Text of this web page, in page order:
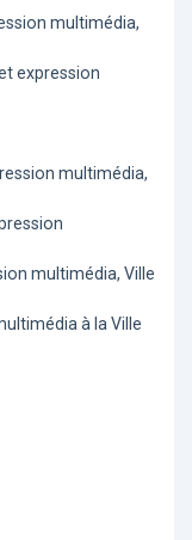
multimédia,
expression
multimédia,
multimédia, Ville
à la Ville